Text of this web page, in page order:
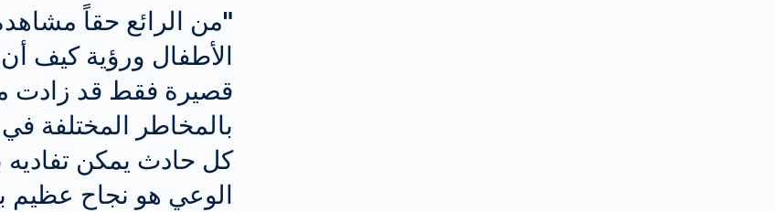
"من الرائع حقاً
الأطفال ورؤية كيف
قصيرة فقط قد زادت
بالمخاطر المختلفة
كل حادث يمكن
الوعي هو نجاح عظيم